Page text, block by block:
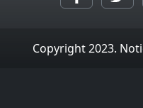
Copyright 2023.